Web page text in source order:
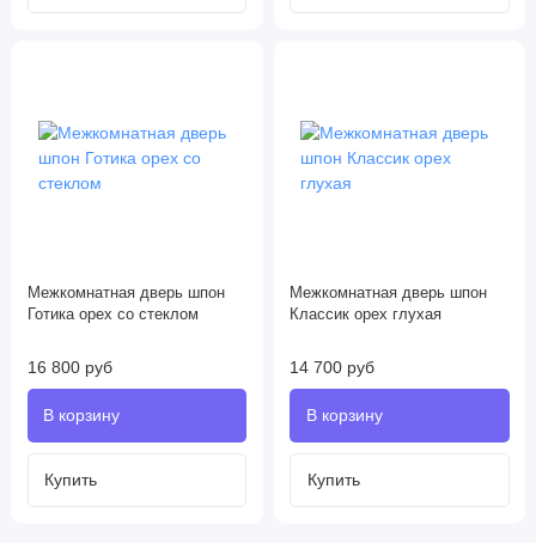
Межкомнатная дверь шпон
Готика орех со стеклом
16 800 руб
Межкомнатная дверь шпон
Классик орех глухая
14 700 руб